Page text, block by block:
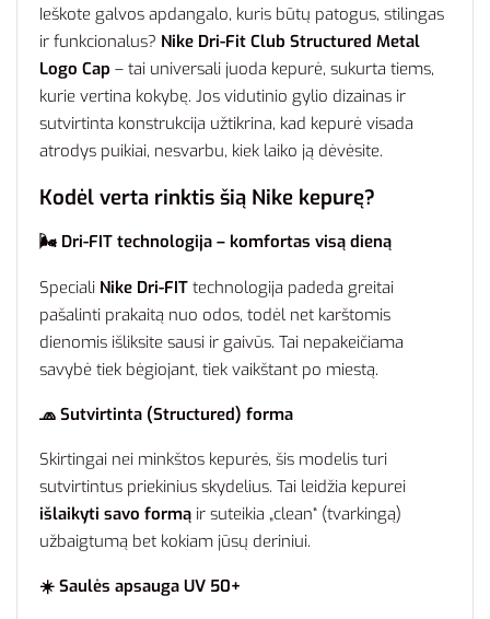
Ieškote galvos apdangalo, kuris būtų patogus, stilingas
ir funkcionalus? Nike Dri-Fit Club Structured Metal
Logo Cap – tai universali juoda kepurė, sukurta tiems,
kurie vertina kokybę. Jos vidutinio gylio dizainas ir
sutvirtinta konstrukcija užtikrina, kad kepurė visada
atrodys puikiai, nesvarbu, kiek laiko ją dėvėsite.
Kodėl verta rinktis šią Nike kepurę?
🌬️ Dri-FIT technologija – komfortas visą dieną
Speciali Nike Dri-FIT technologija padeda greitai
pašalinti prakaitą nuo odos, todėl net karštomis
dienomis išliksite sausi ir gaivūs. Tai nepakeičiama
savybė tiek bėgiojant, tiek vaikštant po miestą.
🧢 Sutvirtinta (Structured) forma
Skirtingai nei minkštos kepurės, šis modelis turi
sutvirtintus priekinius skydelius. Tai leidžia kepurei
išlaikyti savo formą ir suteikia „clean“ (tvarkingą)
užbaigtumą bet kokiam jūsų deriniui.
☀️ Saulės apsauga UV 50+